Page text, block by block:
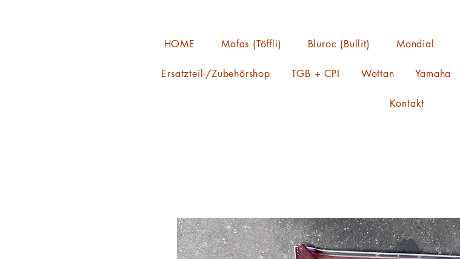
HOME Mofas (Töffli) Bluroc (Bullit) Mondial
Ersatzteil-/Zubehörshop TGB + CPI Wottan Yamaha
Kontakt